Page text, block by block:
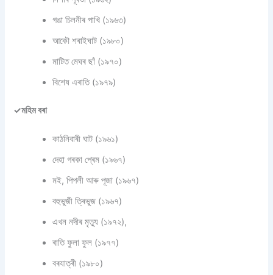
গঙা চিলনীৰ পাখি (১৯৬৩)
আকৌ শৰাইঘাট (১৯৮০)
মাটিত মেঘৰ ছাঁ (১৯৭০)
বিশেষ এৰাতি (১৯৭৯)
✓মহিম বৰা
কাঠনিবাৰী ঘাট (১৯৬১)
দেহা গৰকা প্ৰেম (১৯৬৭)
ম‍ই, পিপলী আৰু পূজা (১৯৬৭)
বহুভুজী ত্ৰিভুজ (১৯৬৭)
এখন নদীৰ মৃত্যু (১৯৭২),
ৰাতি ফুলা ফুল (১৯৭৭)
বৰযাত্ৰী (১৯৮০)